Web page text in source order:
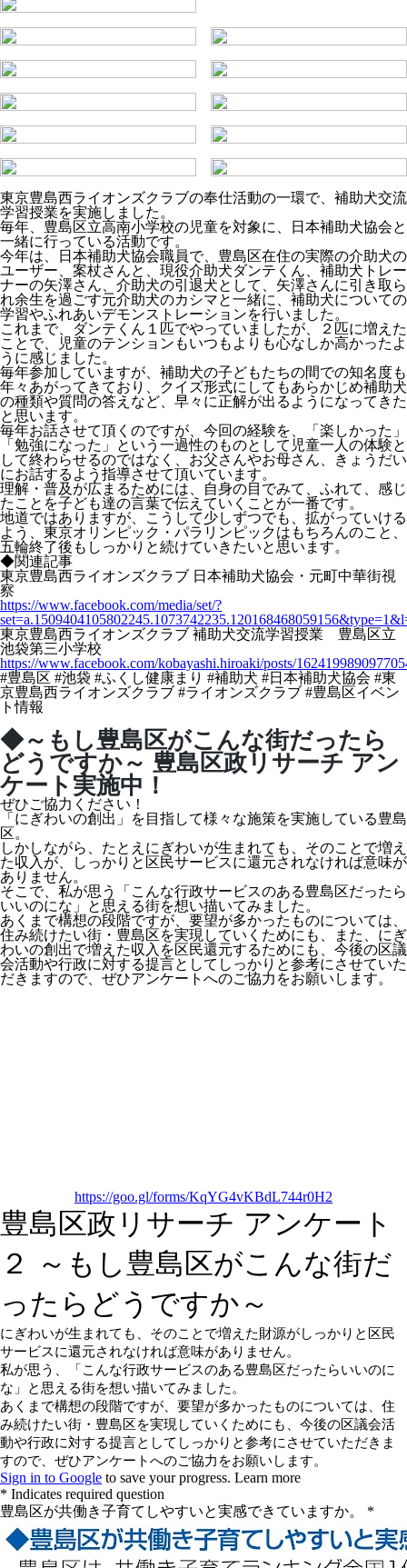
東京豊島西ライオンズクラブの奉仕活動の一環で、補助犬交流
学習授業を実施しました。
毎年、豊島区立高南小学校の児童を対象に、日本補助犬協会と
一緒に行っている活動です。
今年は、日本補助犬協会職員で、豊島区在住の実際の介助犬の
ユーザー、案杖さんと、現役介助犬ダンテくん、補助犬トレー
ナーの矢澤さん、介助犬の引退犬として、矢澤さんに引き取ら
れ余生を過ごす元介助犬のカシマと一緒に、補助犬についての
学習やふれあいデモンストレーションを行いました。
これまで、ダンテくん１匹でやっていましたが、２匹に増えた
ことで、児童のテンションもいつもよりも心なしか高かったよ
うに感じました。
毎年参加していますが、補助犬の子どもたちの間での知名度も
年々あがってきており、クイズ形式にしてもあらかじめ補助犬
の種類や質問の答えなど、早々に正解が出るようになってきた
と思います。
毎年お話させて頂くのですが、今回の経験を、「楽しかった」
「勉強になった」という一過性のものとして児童一人の体験と
して終わらせるのではなく、お父さんやお母さん、きょうだい
にお話するよう指導させて頂いています。
理解・普及が広まるためには、自身の目でみて、ふれて、感じ
たことを子ども達の言葉で伝えていくことが一番です。
地道ではありますが、こうして少しずつでも、拡がっていける
よう、東京オリンピック・パラリンピックはもちろんのこと、
五輪終了後もしっかりと続けていきたいと思います。
◆関連記事
東京豊島西ライオンズクラブ 日本補助犬協会・元町中華街視
察
https://www.facebook.com/media/set/?
東京豊島西ライオンズクラブ 補助犬交流学習授業 豊島区立
池袋第三小学校
https://www.facebook.com/kobayashi.hiroaki/posts/
#豊島区 #池袋 #ふくし健康まり #補助犬 #日本補助犬協会 #東
京豊島西ライオンズクラブ #ライオンズクラブ #豊島区イベン
ト情報
◆～もし豊島区がこんな街だったら
どうですか～ 豊島区政リサーチ アン
ケート実施中！
ぜひご協力ください！
「にぎわいの創出」を目指して様々な施策を実施している豊島
区。
しかしながら、たとえにぎわいが生まれても、そのことで増え
た収入が、しっかりと区民サービスに還元されなければ意味が
ありません。
そこで、私が思う「こんな行政サービスのある豊島区だったら
いいのにな」と思える街を想い描いてみました。
あくまで構想の段階ですが、要望が多かったものについては、
住み続けたい街・豊島区を実現していくためにも、また、にぎ
わいの創出で増えた収入を区民還元するためにも、今後の区議
会活動や行政に対する提言としてしっかりと参考にさせていた
だきますので、ぜひアンケートへのご協力をお願いします。
https://goo.gl/forms/KqYG4vKBdL744r0H2